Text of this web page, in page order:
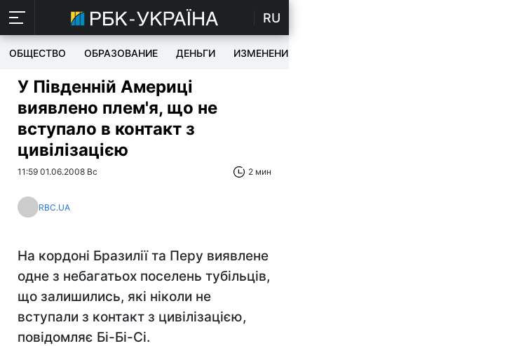
RU
ОБЩЕСТВО ОБРАЗОВАНИЕ ДЕНЬГИ ИЗМЕНЕНИЯ
У Південній Америці
виявлено плем'я, що не
вступало в контакт з
цивілізацією
11:59 01.06.2008 Вс 2 мин
RBC.UA
На кордоні Бразилії та Перу виявлене
одне з небагатьох поселень тубільців,
що залишились, які ніколи не
вступали з контакт з цивілізацією,
повідомляє Бі-Бі-Сі.